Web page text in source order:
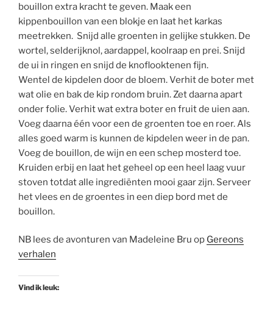
bouillon extra kracht te geven. Maak een
kippenbouillon van een blokje en laat het karkas
meetrekken. Snijd alle groenten in gelijke stukken. De
wortel, selderijknol, aardappel, koolraap en prei. Snijd
de ui in ringen en snijd de knoflooktenen fijn.
Wentel de kipdelen door de bloem. Verhit de boter met
wat olie en bak de kip rondom bruin. Zet daarna apart
onder folie. Verhit wat extra boter en fruit de uien aan.
Voeg daarna één voor een de groenten toe en roer. Als
alles goed warm is kunnen de kipdelen weer in de pan.
Voeg de bouillon, de wijn en een schep mosterd toe.
Kruiden erbij en laat het geheel op een heel laag vuur
stoven totdat alle ingrediënten mooi gaar zijn. Serveer
het vlees en de groentes in een diep bord met de
bouillon.
NB lees de avonturen van Madeleine Bru op Gereons
verhalen
Vind ik leuk: